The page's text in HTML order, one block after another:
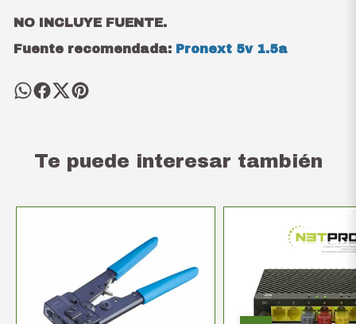
NO INCLUYE FUENTE.
Fuente recomendada: Pronext 5v 1.5a
Te puede interesar también